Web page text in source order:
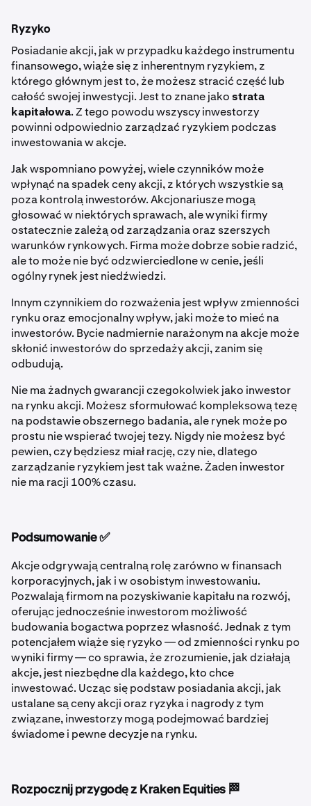
Ryzyko
Posiadanie akcji, jak w przypadku każdego instrumentu
finansowego, wiąże się z inherentnym ryzykiem, z
którego głównym jest to, że możesz stracić część lub
całość swojej inwestycji. Jest to znane jakostrata
kapitałowa. Z tego powodu wszyscy inwestorzy
powinni odpowiednio zarządzać ryzykiem podczas
inwestowania w akcje.
Jak wspomniano powyżej, wiele czynników może
wpłynąć na spadek ceny akcji, z których wszystkie są
poza kontrolą inwestorów. Akcjonariusze mogą
głosować w niektórych sprawach, ale wyniki firmy
ostatecznie zależą od zarządzania oraz szerszych
warunków rynkowych. Firma może dobrze sobie radzić,
ale to może nie być odzwierciedlone w cenie, jeśli
ogólny rynek jest niedźwiedzi.
Innym czynnikiem do rozważenia jest wpływ zmienności
rynku oraz emocjonalny wpływ, jaki może to mieć na
inwestorów. Bycie nadmiernie narażonym na akcje może
skłonić inwestorów do sprzedaży akcji, zanim się
odbudują.
Nie ma żadnych gwarancji czegokolwiek jako inwestor
na rynku akcji. Możesz sformułować kompleksową tezę
na podstawie obszernego badania, ale rynek może po
prostu nie wspierać twojej tezy. Nigdy nie możesz być
pewien, czy będziesz miał rację, czy nie, dlatego
zarządzanie ryzykiem jest tak ważne. Żaden inwestor
nie ma racji 100% czasu.
Podsumowanie ✅
Akcje odgrywają centralną rolę zarówno w finansach
korporacyjnych, jak i w osobistym inwestowaniu.
Pozwalają firmom na pozyskiwanie kapitału na rozwój,
oferując jednocześnie inwestorom możliwość
budowania bogactwa poprzez własność. Jednak z tym
potencjałem wiąże się ryzyko — od zmienności rynku po
wyniki firmy — co sprawia, że zrozumienie, jak działają
akcje, jest niezbędne dla każdego, kto chce
inwestować. Ucząc się podstaw posiadania akcji, jak
ustalane są ceny akcji oraz ryzyka i nagrody z tym
związane, inwestorzy mogą podejmować bardziej
świadome i pewne decyzje na rynku.
Rozpocznij przygodę z Kraken Equities 🏁